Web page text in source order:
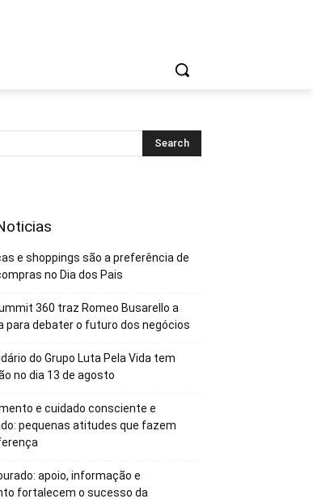
e shoppings são a preferência de
no Dia dos Pais
360 traz Romeo Busarello a
para debater o futuro dos negócios
do Grupo Luta Pela Vida tem
no dia 13 de agosto
e cuidado consciente e
pequenas atitudes que fazem
apoio, informação e
fortalecem o sucesso da